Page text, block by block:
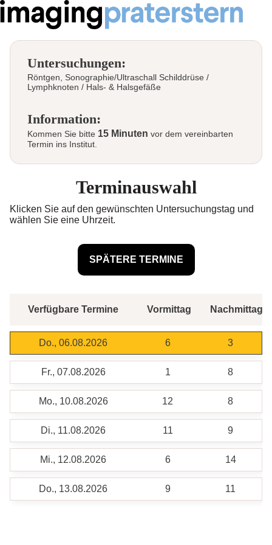
Untersuchungen:
Röntgen, Sonographie/Ultraschall Schilddrüse /
Lymphknoten / Hals- & Halsgefäße
Information:
Kommen Sie bitte 15 Minuten vor dem vereinbarten
Termin ins Institut.
Terminauswahl
Klicken Sie auf den gewünschten Untersuchungstag und
wählen Sie eine Uhrzeit.
Verfügbare Termine Vormittag Nachmittag
Do., 06.08.2026 6 3
Fr., 07.08.2026 1 8
Mo., 10.08.2026 12 8
Di., 11.08.2026 11 9
Mi., 12.08.2026 6 14
Do., 13.08.2026 9 11